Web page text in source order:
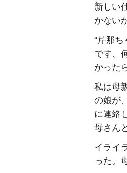
新しい
かない
“芹那
です、
かった
私は母
の娘が
に連絡
母さん
イライ
った。